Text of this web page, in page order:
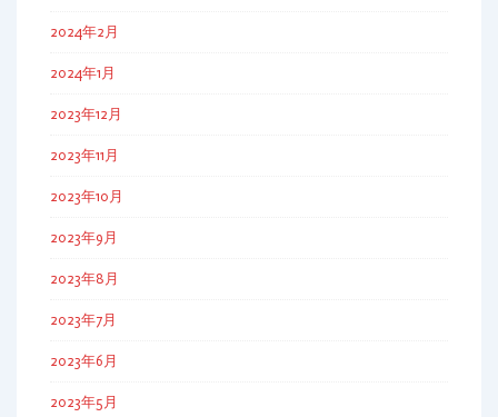
2024年2月
2024年1月
2023年12月
2023年11月
2023年10月
2023年9月
2023年8月
2023年7月
2023年6月
2023年5月